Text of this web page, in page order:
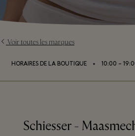
Voir toutes les marques
HORAIRES DE LA BOUTIQUE ⬩ 10:00 –
Schiesser -